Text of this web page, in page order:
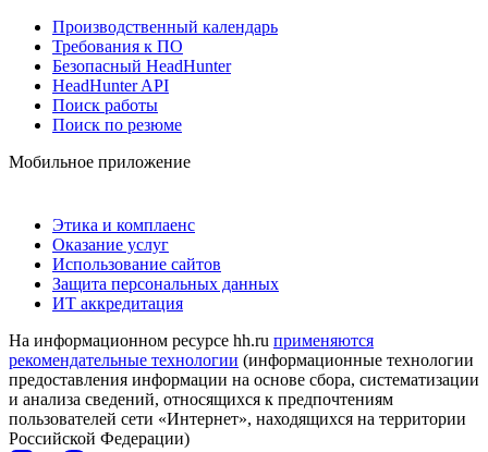
Производственный календарь
Требования к ПО
Безопасный HeadHunter
HeadHunter API
Поиск работы
Поиск по резюме
Мобильное приложение
Этика и комплаенс
Оказание услуг
Использование сайтов
Защита персональных данных
ИТ аккредитация
На информационном ресурсе hh.ru применяются
рекомендательные технологии (информационные технологии
предоставления информации на основе сбора, систематизации
и анализа сведений, относящихся к предпочтениям
пользователей сети «Интернет», находящихся на территории
Российской Федерации)